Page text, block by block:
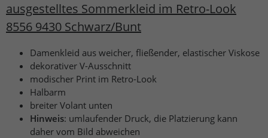
ausgestelltes Sommerkleid im Retro-Look
8556 9430 Schwarz/Bunt
Damenkleid aus weicher, fließender, elastischer Viskose
dekorativer V-Ausschnitt
modischer Print im Retro-Look
Halbarm
breiter Volant unten
Hinweis: umlaufender Druck, die Platzierung kann
daher vom Bild abweichen